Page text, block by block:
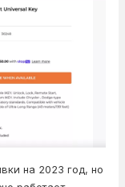
на 2023 год, но